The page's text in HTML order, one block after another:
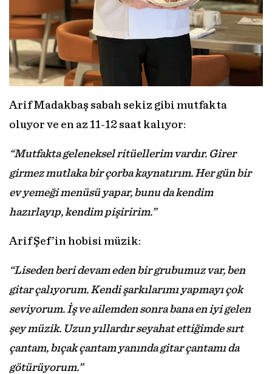
Arif Madakbaş sabah sekiz gibi mutfakta
oluyor ve en az 11-12 saat kalıyor:
“Mutfakta geleneksel ritüellerim vardır. Girer
girmez mutlaka bir çorba kaynatırım. Her gün bir
ev yemeği menüsü yapar, bunu da kendim
hazırlayıp, kendim pişiririm.”
Arif Şef’in hobisi müzik:
“Liseden beri devam eden bir grubumuz var, ben
gitar çalıyorum. Kendi şarkılarımı yapmayı çok
seviyorum. İş ve ailemden sonra bana en iyi gelen
şey müzik. Uzun yıllardır seyahat ettiğimde sırt
çantam, bıçak çantam yanında gitar çantamı da
götürüyorum.”